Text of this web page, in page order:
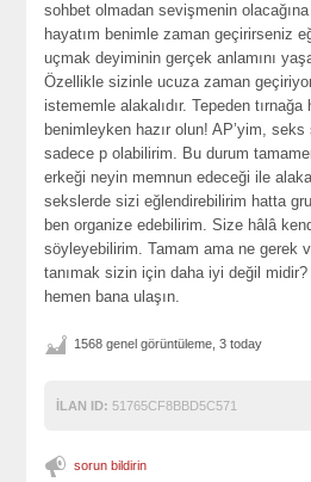
sohbet olmadan sevişmenin
hayatım benimle zaman geçirirseniz
uçmak deyiminin gerçek anlamını
Özellikle sizinle ucuza zaman
istememle alakalıdır. Tepeden
benimleyken hazır olun! AP’yim,
sadece p olabilirim. Bu durum
erkeği neyin memnun edeceği ile
sekslerde sizi eğlendirebilirim hatta
ben organize edebilirim. Size hâlâ
söyleyebilirim. Tamam ama ne gerek
tanımak sizin için daha iyi değil
hemen bana ulaşın.
1568 genel görüntüleme, 3 today
İLAN ID: 51765CF8BBD5C571
sorun bildirin